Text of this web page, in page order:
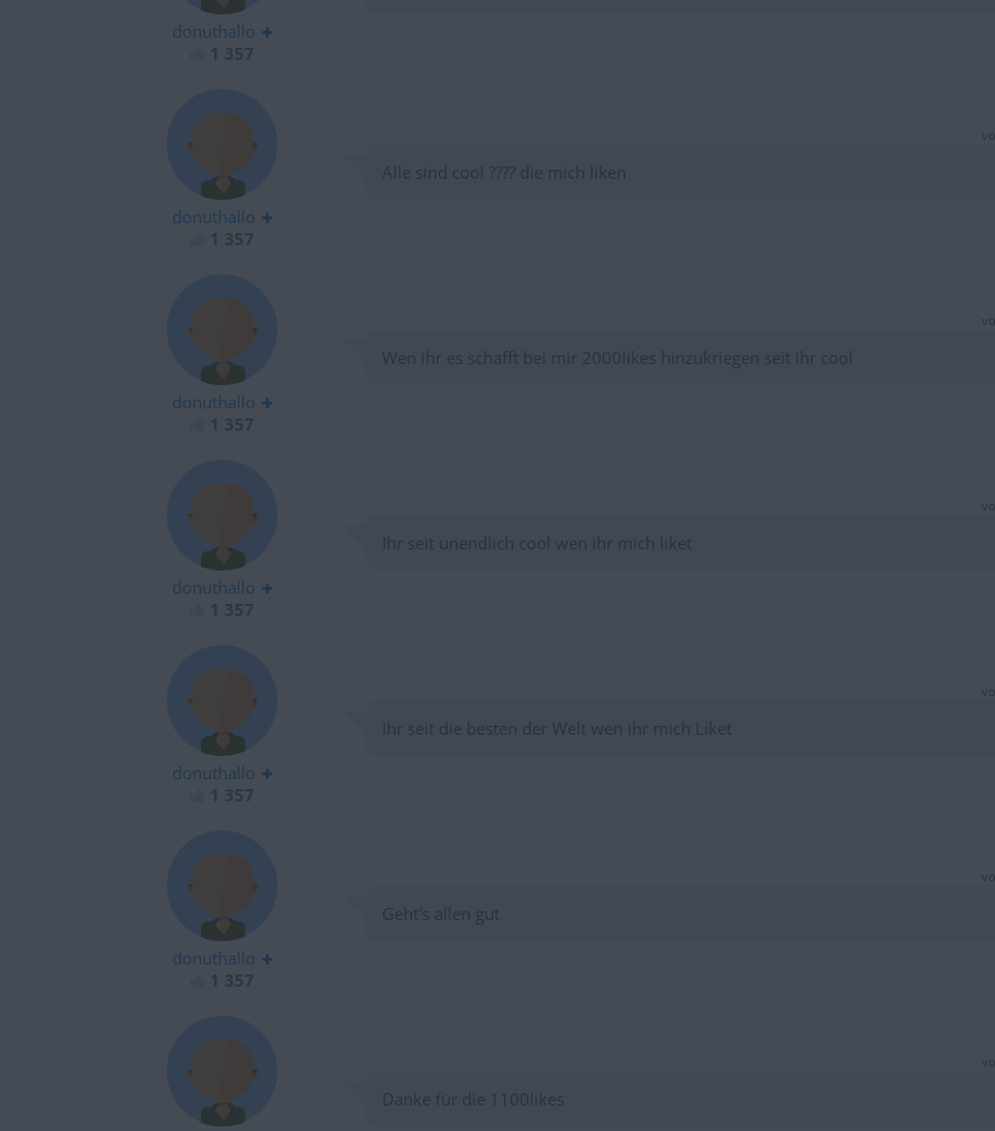
donuthallo
donuthallo
Alle sind cool ???? die mich liken
donuthallo
Wen ihr es schafft bei mir 2000likes hinzukriegen seit ihr cool
donuthallo
Ihr seit unendlich cool wen ihr mich liket
donuthallo
Ihr seit die besten der Welt wen ihr mich Liket
donuthallo
Geht's allen gut
Danke für die 1100likes